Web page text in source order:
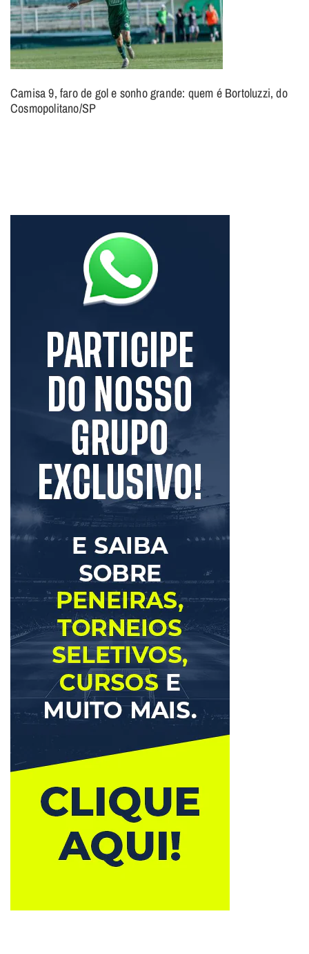
Camisa 9, faro de gol e sonho grande: quem é Bortoluzzi, do
Cosmopolitano/SP